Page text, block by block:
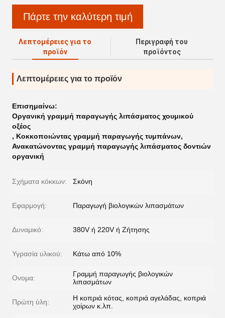
Πάρτε την καλύτερη τιμή
Λεπτομέρειες για το
προϊόν
Περιγραφή του
προϊόντος
Λεπτομέρειες για το προϊόν
Επισημαίνω:
Οργανική γραμμή παραγωγής λιπάσματος χουμικού
οξέος
, Κοκκοποιώντας γραμμή παραγωγής τυμπάνων,
Ανακατώνοντας γραμμή παραγωγής λιπάσματος δοντιών
οργανική
Σχήματα κόκκων: Σκόνη
Εφαρμογή: Παραγωγή βιολογικών λιπασμάτων
Δυναμικό: 380V ή 220V ή Ζήτησης
Υγρασία υλικού: Κάτω από 10%
Ονομα:
Γραμμή παραγωγής βιολογικών
λιπασμάτων
Πρώτη ύλη:
Η κοπριά κότας, κοπριά αγελάδας, κοπριά
χοίρων κ.λπ.